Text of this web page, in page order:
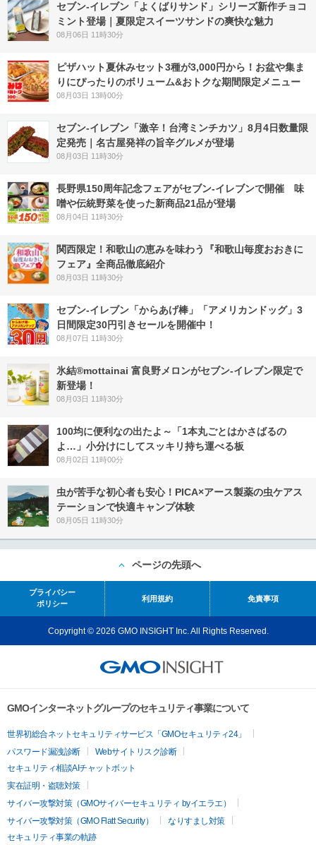
セブン‐イレブン「よくばりサンド」シリーズ新作チョコ
ミント登場｜夏限定スイーツサンドの爽快な魅力
08月06日 11時30分
ピザハット夏休みセット3種が3,000円から！お盆や集ま
りにぴったりのボリューム&おトクな期間限定メニュー
08月03日 13時00分
セブン-イレブン「激辛！台湾ミンチカツ」8月4日数量限
定発売｜名古屋発祥の旨辛グルメが登場
08月03日 11時30分
長野県150周年記念フェアがセブン-イレブンで開催 味
噌や伝統野菜を使った新商品21品が登場
08月04日 11時30分
関西限定！和歌山の恵みを味わう『和歌山毎度おおきに
フェア』全商品徹底紹介
08月03日 11時30分
セブン‐イレブン「からあげ棒」「アメリカンドッグ」3
日間限定30円引きセールを開催中！
08月07日 11時30分
氷結®mottainai 富良野メロンがセブン‐イレブン限定で
新登場！
08月03日 11時30分
100均に便利なの出たよ～「1本丸ごとはかさばるの
よ…」小分けにしてスッキリ持ち運べる板
08月02日 11時00分
虫が苦手な初心者も安心！PICA×アース製薬の虫ケアス
テーションで快適キャンプ体験
08月05日 11時30分
ページの先頭へ
プライバシー
ポリシー
利用規約 免責事項
Copyright © 2026 GMO INSIGHT Inc. All Rights Reserved.
GMOインターネットグループのセキュリティ事業について
世界初総合ネットセキュリティサービス「GMOセキュリティ24」
パスワード漏洩診断
Webサイトリスク診断
セキュリティ相談AIチャットボット
実在証明・盗聴対策
サイバー攻撃対策（GMOサイバーセキュリティ byイエラエ）
サイバー攻撃対策（GMO Flatt Security）
なりすまし対策
セキュリティ事業の軌跡